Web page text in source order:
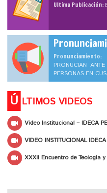
Ultima Publicación:
Pronunciamiento:
PRONUCIAN
PERSONAS EN
Ú LTIMOS VIDEOS
Video Institucional – IDECA
VIDEO INSTITUCIONAL
XXXII Encuentro de Teología